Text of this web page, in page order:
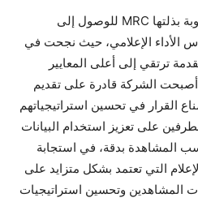
تأتي هذه الشراكة بعد جهود دؤوبة بذلتها MRC للوصول إلى
الأداء الإعلامي، حيث نجحت في
ترتقي إلى أعلى المعايير
أصبحت الشركة قادرة على تقديم
القرار في تحسين استراتيجياتهم
على تعزيز استخدام البيانات
المشاهدة بدقة، في استجابة
التي تعتمد بشكل متزايد على
المشاهدين وتحسين استراتيجيات